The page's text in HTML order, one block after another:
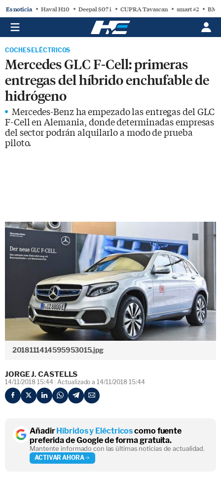
Es noticia Haval H10 Deepal S07 i CUPRA Tavascan smart #2
COCHES ELÉCTRICOS
Mercedes GLC F-Cell: primeras
entregas del híbrido enchufable de
hidrógeno
Mercedes-Benz ha empezado las entregas del GLC
F-Cell en Alemania, donde determinadas empresas
del sector podrán alquilarlo a modo de prueba
piloto.
2018111414595953015.jpg
JORGE J. CASTELLS
14/11/2018 15:44 Actualizado a 14/11/2018 15:44
AñadirHíbridos y Eléctricoscomo fuente
preferida de Google de forma gratuita.
Mantente informado con las últimas noticias de actualidad.
ACTIVAR AHORA